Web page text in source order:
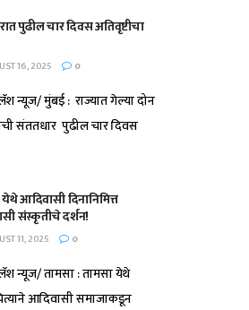
पुढील चार दिवस अतिवृष्टीचा
16, 2025 0
न्यूज/ मुंबई : राज्यात गेल्या दोन
संततधार पुढील चार दिवस
आदिवासी दिनानिमित्त
संस्कृतीचे दर्शन!
11, 2025 0
न्यूज/ तामसा : तामसा येथे
आदिवासी समाजाकडून